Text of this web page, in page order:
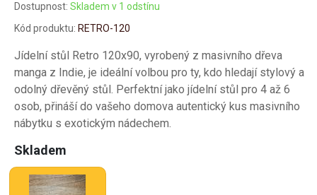
Dostupnost: Skladem v 1 odstínu
Kód produktu: RETRO-120
Jídelní stůl Retro 120x90, vyrobený z masivního dřeva
manga z Indie, je ideální volbou pro ty, kdo hledají stylový a
odolný dřevěný stůl. Perfektní jako jídelní stůl pro 4 až 6
osob, přináší do vašeho domova autentický kus masivního
nábytku s exotickým nádechem.
Skladem